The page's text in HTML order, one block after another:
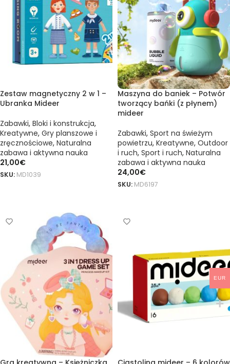
Zestaw magnetyczny 2 w 1 –
Ubranka Mideer
Zabawki, Bloki i konstrukcja,
Kreatywne, Gry planszowe i
zręcznościowe, Naturalna
zabawa i aktywna nauka
21,00€
SKU: MD1039
Maszyna do baniek – Potwór
tworzący bańki (z płynem)
mideer
Zabawki, Sport na świeżym
powietrzu, Kreatywne, Outdoor
i ruch, Sport i ruch, Naturalna
zabawa i aktywna nauka
24,00€
SKU: MD6197
EUR